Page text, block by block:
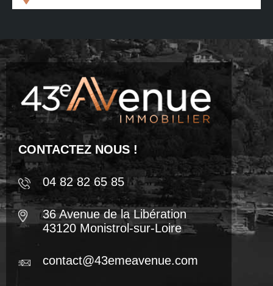
CONTACTEZ NOUS !
04 82 82 65 85
36 Avenue de la Libération
43120 Monistrol-sur-Loire
contact@43emeavenue.com